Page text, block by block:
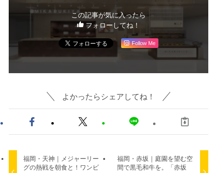
この記事が気に入ったら
フォローしてね！
Follow Me
よかったらシェアしてね！
福岡・天神｜メジャーリー
グの熱戦を朝食と！ワンビ
福岡・赤坂｜庭園を望む空
間で黒毛和牛を。「赤坂